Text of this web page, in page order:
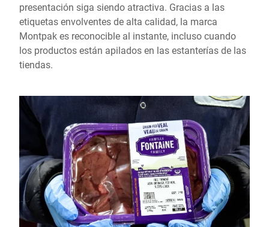
presentación siga siendo atractiva. Gracias a las
etiquetas envolventes de alta calidad, la marca
Montpak es reconocible al instante, incluso cuando
los productos están apilados en las estanterías de las
tiendas.